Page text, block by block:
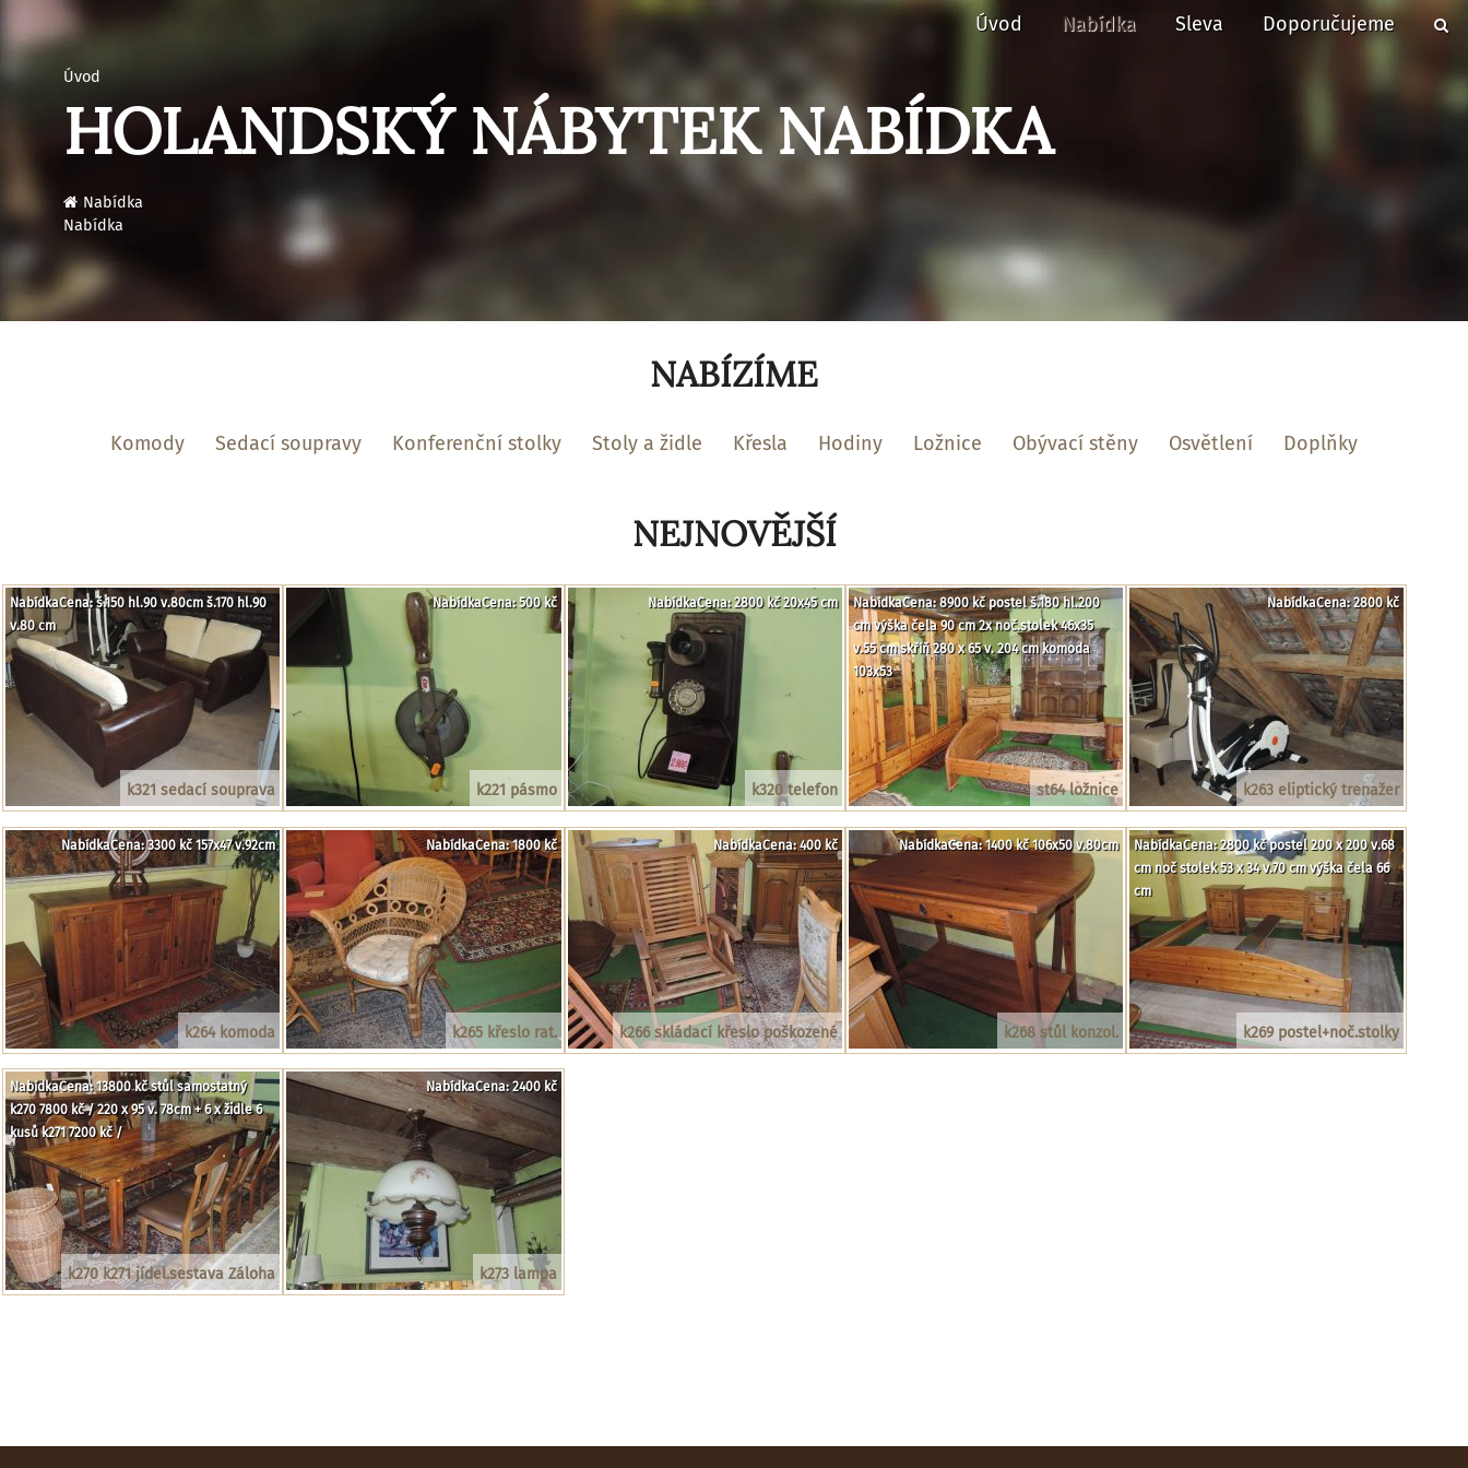
Úvod Nabídka Sleva Doporučujeme
Úvod
HOLANDSKÝ NÁBYTEK NABÍDKA
Nabídka
Nabídka
NABÍZÍME
Komody Sedací soupravy Konferenční stolky Stoly a židle Křesla Hodiny Ložnice Obývací stěny Osvětlení Doplňky
NEJNOVĚJŠÍ
k321 sedací souprava
NabídkaCena: š.150 hl.90 v.80cm š.170 hl.90
v.80 cm
k221 pásmo
NabídkaCena: 500 kč
k320 telefon
NabídkaCena: 2800 kč 20x45 cm
st64 ložnice
NabídkaCena: 8900 kč postel š.180 hl.200
cm výška čela 90 cm 2x noč.stolek 46x35
v.55 cm skříň 280 x 65 v. 204 cm komoda
103x53
k263 eliptický trenažer
NabídkaCena: 2800 kč
k264 komoda
NabídkaCena: 3300 kč 157x47 v.92cm
k265 křeslo rat.
NabídkaCena: 1800 kč
k266 skládací křeslo poškozené
NabídkaCena: 400 kč
k268 stůl konzol.
NabídkaCena: 1400 kč 106x50 v.80cm
k269 postel+noč.stolky
NabídkaCena: 2800 kč postel 200 x 200 v.68
cm noč stolek 53 x 34 v.70 cm výška čela 66
cm
k270 k271 jídel.sestava Záloha
NabídkaCena: 13800 kč stůl samostatný
k270 7800 kč / 220 x 95 v. 78cm + 6 x židle 6
kusů k271 7200 kč /
k273 lampa
NabídkaCena: 2400 kč